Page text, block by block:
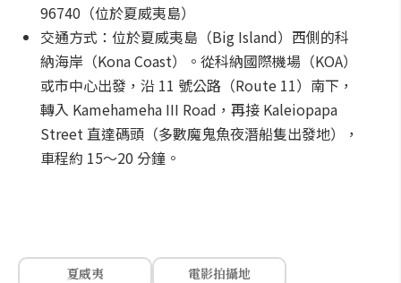
96740（位於夏威夷島）
交通方式：位於夏威夷島（Big Island）西側的科
納海岸（Kona Coast）。從科納國際機場（KOA）
或市中心出發，沿 11 號公路（Route 11）南下，
轉入 Kamehameha III Road，再接 Kaleiopapa
Street 直達碼頭（多數魔鬼魚夜潛船隻出發地），
車程約 15～20 分鐘。
夏威夷
電影拍攝地